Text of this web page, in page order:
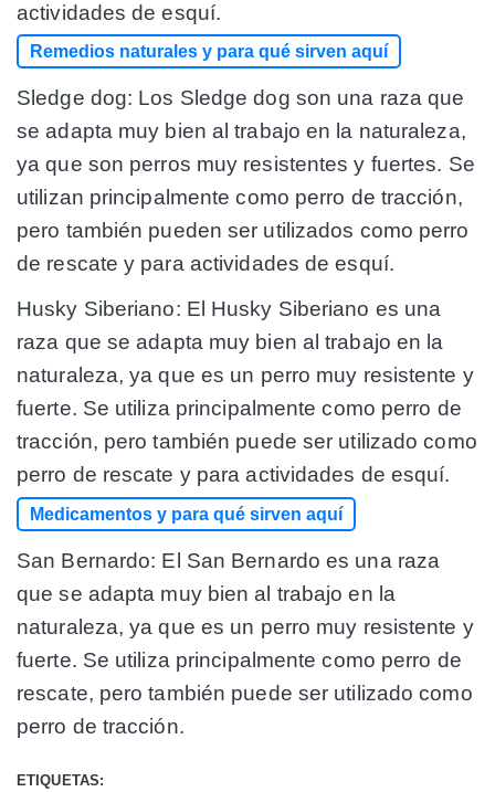
actividades de esquí.
Remedios naturales y para qué sirven aquí
Sledge dog: Los Sledge dog son una raza que
se adapta muy bien al trabajo en la naturaleza,
ya que son perros muy resistentes y fuertes. Se
utilizan principalmente como perro de tracción,
pero también pueden ser utilizados como perro
de rescate y para actividades de esquí.
Husky Siberiano: El Husky Siberiano es una
raza que se adapta muy bien al trabajo en la
naturaleza, ya que es un perro muy resistente y
fuerte. Se utiliza principalmente como perro de
tracción, pero también puede ser utilizado como
perro de rescate y para actividades de esquí.
Medicamentos y para qué sirven aquí
San Bernardo: El San Bernardo es una raza
que se adapta muy bien al trabajo en la
naturaleza, ya que es un perro muy resistente y
fuerte. Se utiliza principalmente como perro de
rescate, pero también puede ser utilizado como
perro de tracción.
ETIQUETAS: